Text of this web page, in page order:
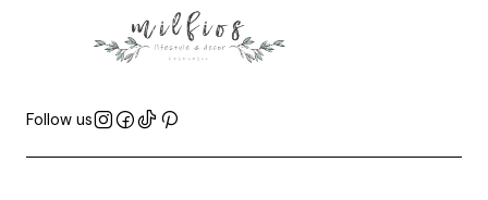
Follow us